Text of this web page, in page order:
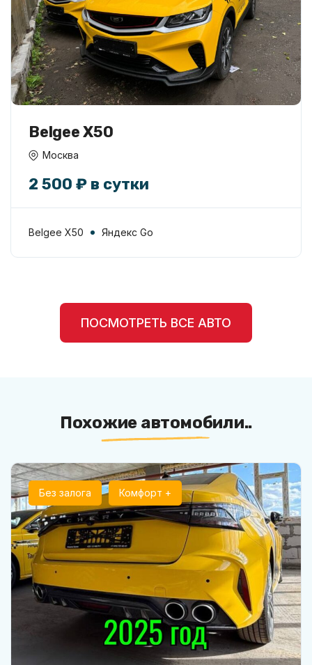
Belgee X50
Москва
2 500 ₽ в сутки
Belgee X50 Яндекс Go
ПОСМОТРЕТЬ ВСЕ АВТО
Похожие автомобили..
Без залога Комфорт +